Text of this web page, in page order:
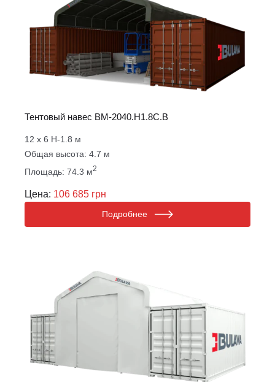
Тентовый навес ВM-2040.Н1.8С.B
12 х 6 Н-1.8 м
Общая высота: 4.7 м
Площадь: 74.3 м2
Цена: 106 685 грн
Подробнее